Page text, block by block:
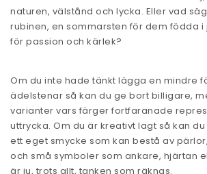
naturen, välstånd och lycka. Eller vad
rubinen, en sommarsten för dem födda i
för passion och kärlek?
Om du inte hade tänkt lägga en mindre
ädelstenar så kan du ge bort billigare,
varianter vars färger fortfaranade
uttrycka. Om du är kreativt lagt så kan
ett eget smycke som kan bestå av
och små symboler som ankare, hjärtan
är ju, trots allt, tanken som räknas.